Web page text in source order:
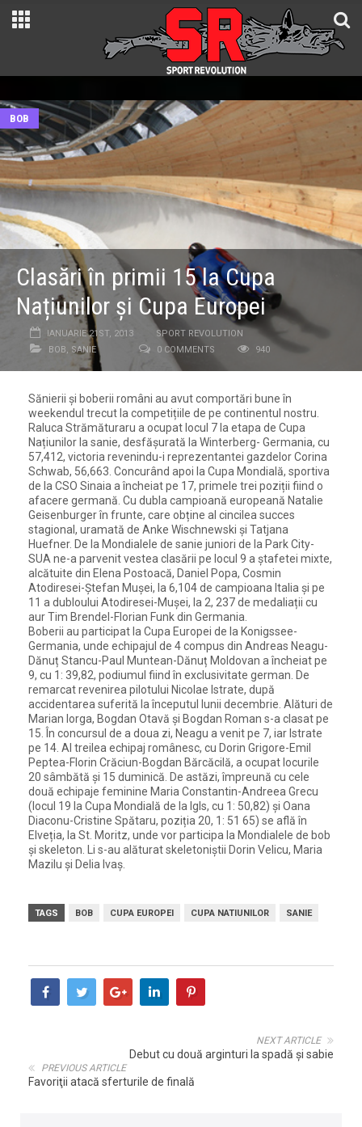
BOB
Clasări în primii 15 la Cupa
Națiunilor și Cupa Europei
IANUARIE 21ST, 2013
SPORT REVOLUTION
BOB, SANIE 0 COMMENTS 940
Sănierii și boberii români au avut comportări bune în
weekendul trecut la competițiile de pe continentul nostru.
Raluca Strămăturaru a ocupat locul 7 la etapa de Cupa
Națiunilor la sanie, desfășurată la Winterberg- Germania, cu
57,412, victoria revenindu-i reprezentantei gazdelor Corina
Schwab, 56,663. Concurând apoi la Cupa Mondială, sportiva
de la CSO Sinaia a încheiat pe 17, primele trei poziții fiind o
afacere germană. Cu dubla campioană europeană Natalie
Geisenburger în frunte, care obține al cincilea succes
stagional, uramată de Anke Wischnewski și Tatjana
Huefner. De la Mondialele de sanie juniori de la Park City-
SUA ne-a parvenit vestea clasării pe locul 9 a ștafetei mixte,
alcătuite din Elena Postoacă, Daniel Popa, Cosmin
Atodiresei-Ștefan Mușei, la 6,104 de campioana Italia și pe
11 a dubloului Atodiresei-Mușei, la 2, 237 de medaliații cu
aur Tim Brendel-Florian Funk din Germania.
Boberii au participat la Cupa Europei de la Konigssee-
Germania, unde echipajul de 4 compus din Andreas Neagu-
Dănuț Stancu-Paul Muntean-Dănuț Moldovan a încheiat pe
9, cu 1: 39,82, podiumul fiind în exclusivitate german. De
remarcat revenirea pilotului Nicolae Istrate, după
accidentarea suferită la începutul lunii decembrie. Alături de
Marian Iorga, Bogdan Otavă și Bogdan Roman s-a clasat pe
15. În concursul de a doua zi, Neagu a venit pe 7, iar Istrate
pe 14. Al treilea echipaj românesc, cu Dorin Grigore-Emil
Peptea-Florin Crăciun-Bogdan Bărcăcilă, a ocupat locurile
20 sâmbătă și 15 duminică. De astăzi, împreună cu cele
două echipaje feminine Maria Constantin-Andreea Grecu
(locul 19 la Cupa Mondială de la Igls, cu 1: 50,82) și Oana
Diaconu-Cristine Spătaru, poziția 20, 1: 51 65) se află în
Elveția, la St. Moritz, unde vor participa la Mondialele de bob
și skeleton. Li s-au alăturat skeletoniștii Dorin Velicu, Maria
Mazilu și Delia Ivaș.
TAGS BOB CUPA EUROPEI CUPA NATIUNILOR SANIE
NEXT ARTICLE
Debut cu două arginturi la spadă și sabie
PREVIOUS ARTICLE
Favoriţii atacă sferturile de finală